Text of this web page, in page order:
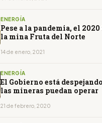
ENERGÍA
Pese a la pandemia, el
la mina Fruta del Norte
14 de enero, 2021
ENERGÍA
El Gobierno está
las mineras puedan operar
21 de febrero, 2020